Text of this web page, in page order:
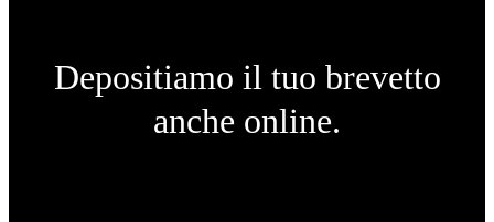
Depositiamo il tuo brevetto
anche online.